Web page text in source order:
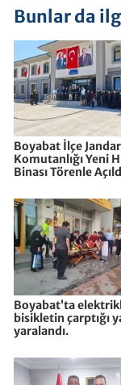
Bunlar da
Boyabat İlçe
Komutanlığı Yeni
Binası Törenle
Boyabat’ta
bisikletin çarptığı
yaralandı.